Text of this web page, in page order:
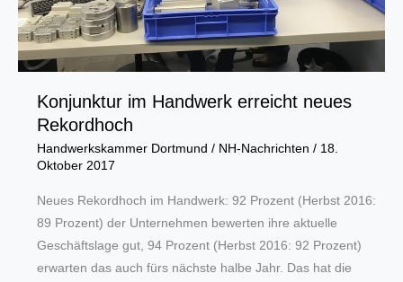
Konjunktur im Handwerk erreicht neues
Rekordhoch
Handwerkskammer Dortmund / NH-Nachrichten / 18.
Oktober 2017
Neues Rekordhoch im Handwerk: 92 Prozent (Herbst 2016:
89 Prozent) der Unternehmen bewerten ihre aktuelle
Geschäftslage gut, 94 Prozent (Herbst 2016: 92 Prozent)
erwarten das auch fürs nächste halbe Jahr. Das hat die